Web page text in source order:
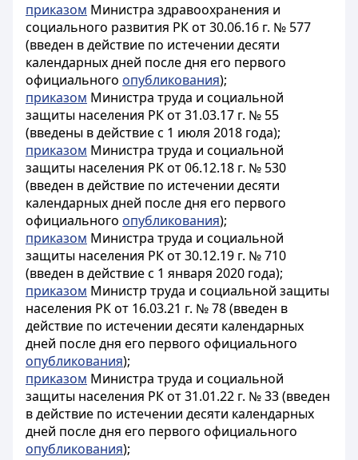
приказом Министра здравоохранения и
социального развития РК от 30.06.16 г. № 577
(введен в действие по истечении десяти
календарных дней после дня его первого
официального опубликования);
приказом Министра труда и социальной
защиты населения РК от 31.03.17 г. № 55
(введены в действие с 1 июля 2018 года);
приказом Министра труда и социальной
защиты населения РК от 06.12.18 г. № 530
(введен в действие по истечении десяти
календарных дней после дня его первого
официального опубликования);
приказом Министра труда и социальной
защиты населения РК от 30.12.19 г. № 710
(введен в действие с 1 января 2020 года);
приказом Министр труда и социальной защиты
населения РК от 16.03.21 г. № 78 (введен в
действие по истечении десяти календарных
дней после дня его первого официального
опубликования);
приказом Министра труда и социальной
защиты населения РК от 31.01.22 г. № 33 (введен
в действие по истечении десяти календарных
дней после дня его первого официального
опубликования);